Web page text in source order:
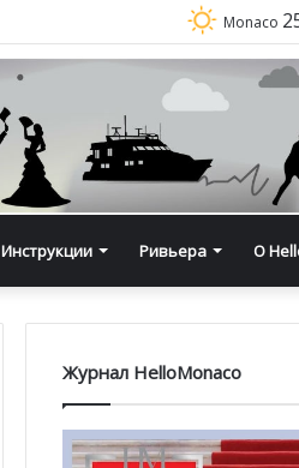
Monaco
Инструкции Ривьера О
Журнал HelloMonaco